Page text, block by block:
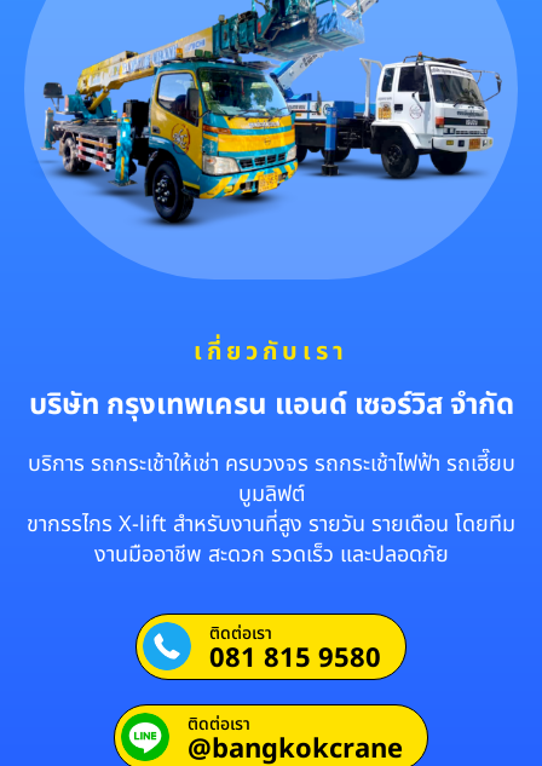
เกี่ยวกับเรา
บริษัท กรุงเทพเครน แอนด์ เซอร์วิส จำกัด
บริการ รถกระเช้าให้เช่า ครบวงจร รถกระเช้าไฟฟ้า รถเฮี๊ยบ
บูมลิฟต์
ขากรรไกร X-lift สำหรับงานที่สูง รายวัน รายเดือน โดยทีม
งานมืออาชีพ สะดวก รวดเร็ว และปลอดภัย
ติดต่อเรา
081 815 9580
ติดต่อเรา
@bangkokcrane